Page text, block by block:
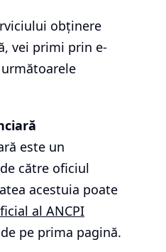
obținere
, vei primi prin e-
este un
către oficiul
acestuia poate
al ANCPI
pe prima pagină.